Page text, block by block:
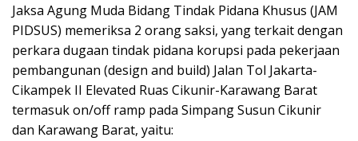
Jaksa Agung Muda Bidang Tindak Pidana Khusus (JAM
PIDSUS) memeriksa 2 orang saksi, yang terkait dengan
perkara dugaan tindak pidana korupsi pada pekerjaan
pembangunan (design and build) Jalan Tol Jakarta-
Cikampek II Elevated Ruas Cikunir-Karawang Barat
termasuk on/off ramp pada Simpang Susun Cikunir
dan Karawang Barat, yaitu: